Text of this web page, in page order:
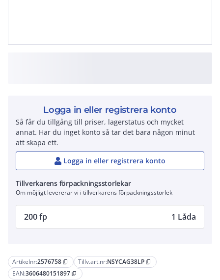
Artikelnr:2576758 content_copy Tillv.art.nr:NSYCAG38LP content_copy
EAN:3606480151897 content_copy
Logga in eller registrera konto
Så får du tillgång till priser, lagerstatus och mycket
annat. Har du inget konto så tar det bara någon minut
att skapa ett.
Logga in eller registrera konto
Tillverkarens förpackningsstorlekar
Om möjligt levererar vi i tillverkarens förpackningsstorlek
200 fp 1 Låda